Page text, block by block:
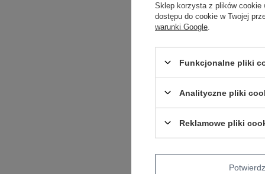
Sklep korzysta z plików cookie
dostępu do cookie w Twojej
warunki Google
Funkcjonalne pliki
Analityczne pliki
Reklamowe pliki